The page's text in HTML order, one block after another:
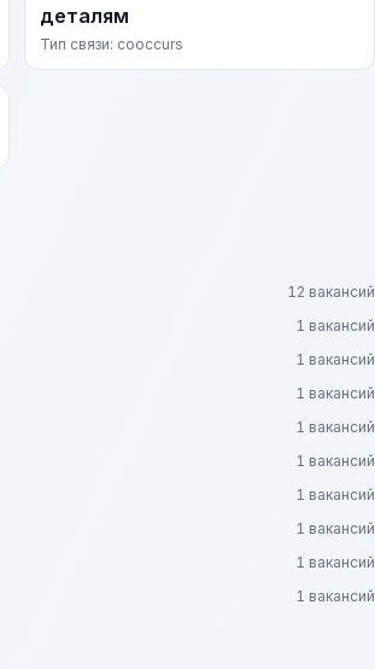
деталям
Тип связи: cooccurs
12 вакансий
1 вакансий
1 вакансий
1 вакансий
1 вакансий
1 вакансий
1 вакансий
1 вакансий
1 вакансий
1 вакансий